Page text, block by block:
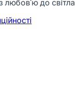
любов'ю до світла